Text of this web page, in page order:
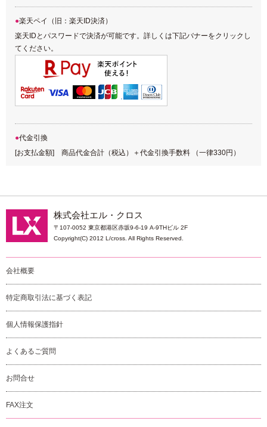
楽天ペイ（旧：楽天ID決済）
楽天IDとパスワードで決済が可能です。詳しくは下記バナーをクリックし
てください。
代金引換
[お支払金額] 商品代金合計（税込）＋代金引換手数料 （一律330円）
株式会社エル・クロス
〒107-0052 東京都港区赤坂9-6-19 A-9THビル 2F
Copyright(C) 2012 L/cross. All Rights Reserved.
会社概要
特定商取引法に基づく表記
個人情報保護指針
よくあるご質問
お問合せ
FAX注文